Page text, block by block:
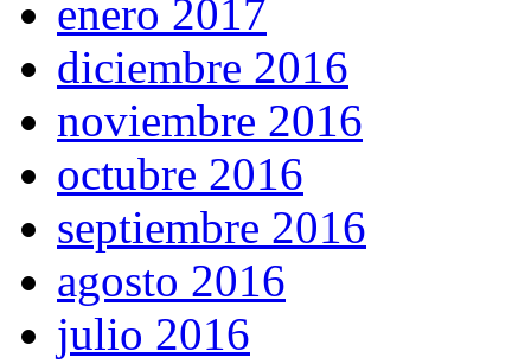
enero 2017
diciembre 2016
noviembre 2016
octubre 2016
septiembre 2016
agosto 2016
julio 2016